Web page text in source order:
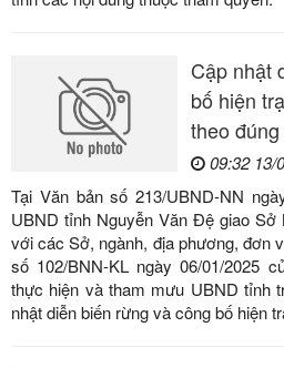
Cập nhật
bố hiện
theo
09:32 13/
Tại Văn bản số 213/UBND-NN
UBND tỉnh Nguyễn Văn Đệ giao
với các Sở, ngành, địa phương, đơn
số 102/BNN-KL ngày 06/01/2025
thực hiện và tham mưu UBND tỉnh
nhật diễn biến rừng và công bố hiện